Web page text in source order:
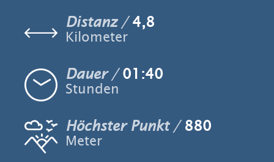
Distanz
4,8
Kilometer
Dauer 01:40
Stunden
Höchster Punkt 880
Meter